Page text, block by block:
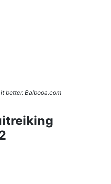
better. Balbooa.com